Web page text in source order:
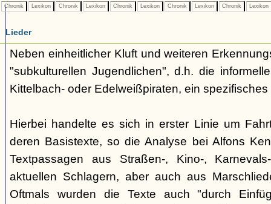
Chronik Lexikon Chronik Lexikon Chronik Lexikon Chronik Lexikon Chronik Lexikon
Lieder
Neben einheitlicher Kluft und weiteren
"subkulturellen Jugendlichen", d.h. die
Kittelbach- oder Edelweißpiraten, ein
Hierbei handelte es sich in erster Linie um
deren Basistexte, so die Analyse bei Alfons
Textpassagen aus Straßen-, Kino-,
aktuellen Schlagern, aber auch aus
Oftmals wurden die Texte auch "durch